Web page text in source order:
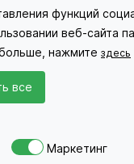
функций
веб-сайта
нажмите здесь
все
Маркетинг